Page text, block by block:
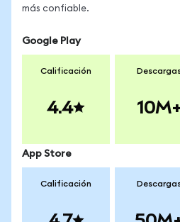
más confiable.
Google Play
Calificación
4.4
App Store
Calificación